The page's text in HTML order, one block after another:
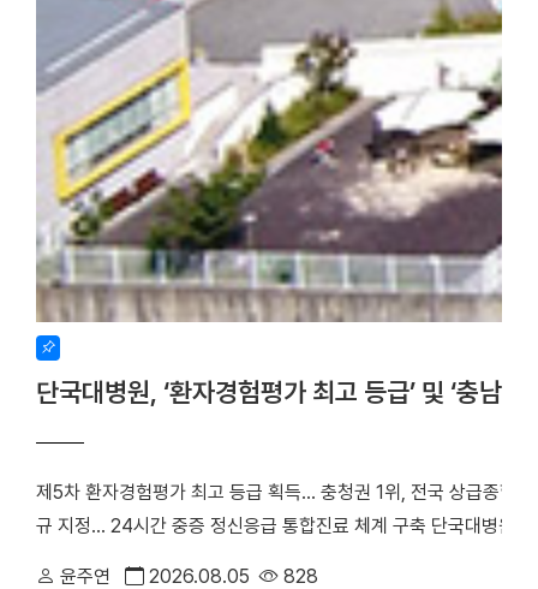
단국대병원, ‘환자경험평가 최고 등급’ 및 ‘충남
제5차 환자경험평가 최고 등급 획득… 충청권 1위, 전국 상급종합
규 지정… 24시간 중증 정신응급 통합진료 체계 구축 단국대병원(
윤주연 2026.08.05 828